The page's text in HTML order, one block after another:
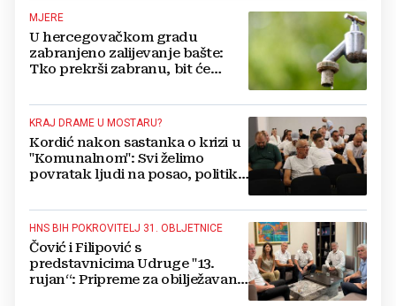
MJERE
U hercegovačkom gradu
zabranjeno zalijevanje bašte:
Tko prekrši zabranu, bit će
KRAJ DRAME U MOSTARU?
Kordić nakon sastanka o krizi u
"Komunalnom": Svi želimo
povratak ljudi na posao, politika
HNS BIH POKROVITELJ 31. OBLJETNICE
Čović i Filipović s
predstavnicima Udruge "13.
rujan“: Pripreme za obilježavanje